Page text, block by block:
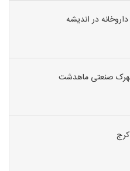
در اندیشه
شهرک صنعتی ماهدشت